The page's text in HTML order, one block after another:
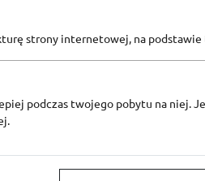
MEDIA EXPERT
strony internetowej, na podstawie
podczas twojego pobytu na niej.